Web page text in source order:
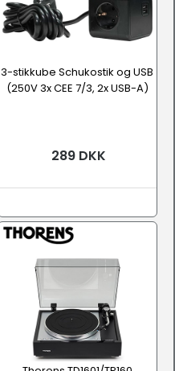
3-stikkube Schukostik og USB
(250V 3x CEE 7/3, 2x USB-A)
289 DKK